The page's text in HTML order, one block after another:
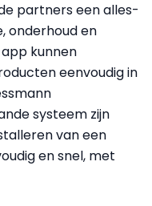
partners een alles-
onderhoud en
kunnen
eenvoudig in
systeem zijn
van een
en snel, met